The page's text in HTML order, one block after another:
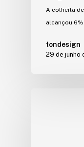
A colheita
alcançou
tondesign
29 de junho